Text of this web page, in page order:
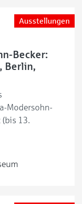
Ausstellungen
Becker:
Berlin,
Modersohn-
13.